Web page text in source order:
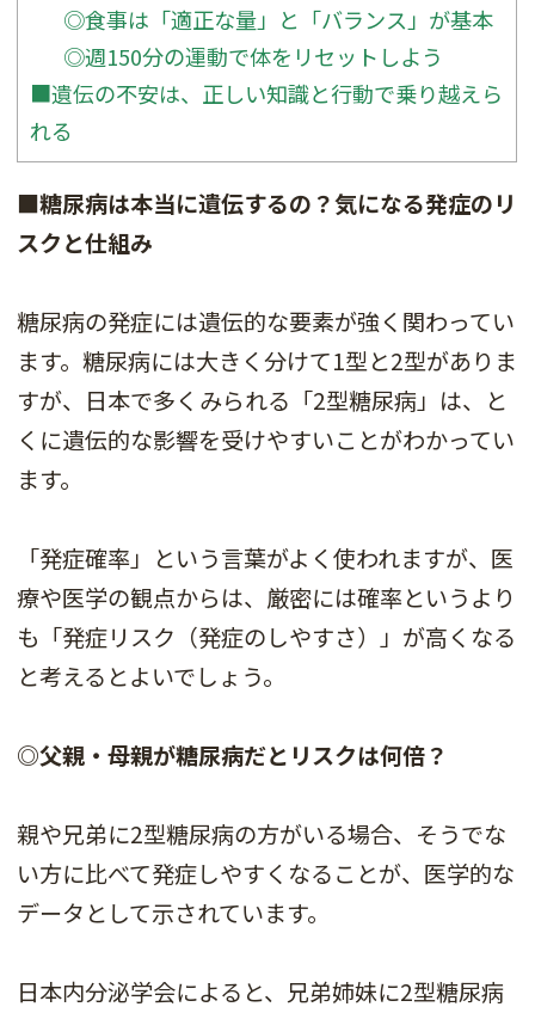
◎食事は「適正な量」と「バランス」が基本
◎週150分の運動で体をリセットしよう
■遺伝の不安は、正しい知識と行動で乗り越えら
れる
■糖尿病は本当に遺伝するの？気になる発症のリ
スクと仕組み
糖尿病の発症には遺伝的な要素が強く関わってい
ます。糖尿病には大きく分けて1型と2型がありま
すが、日本で多くみられる「2型糖尿病」は、と
くに遺伝的な影響を受けやすいことがわかってい
ます。
「発症確率」という言葉がよく使われますが、医
療や医学の観点からは、厳密には確率というより
も「発症リスク（発症のしやすさ）」が高くなる
と考えるとよいでしょう。
◎父親・母親が糖尿病だとリスクは何倍？
親や兄弟に2型糖尿病の方がいる場合、そうでな
い方に比べて発症しやすくなることが、医学的な
データとして示されています。
日本内分泌学会によると、兄弟姉妹に2型糖尿病